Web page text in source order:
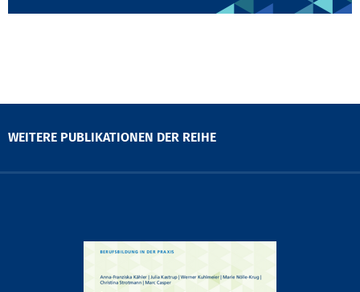
WEITERE PUBLIKATIONEN DER REIHE